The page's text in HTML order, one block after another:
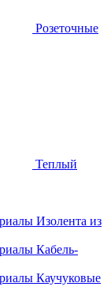
Розеточные
Теплый
Изолента из
Кабель-
Каучуковые